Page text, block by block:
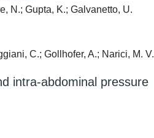
N.; Gupta, K.; Galvanetto, U.
C.; Gollhofer, A.; Narici, M. V.
intra-abdominal pressure